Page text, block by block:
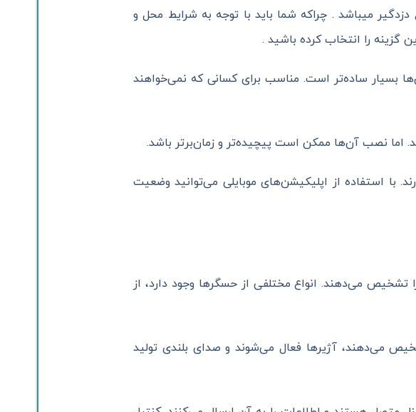
دزدگیر میباشد . چراکه شما باید با توجه به شرایط محل و
گزینه را انتخاب کرده باشید .
بسیار ساده‌تر است. مناسب برای کسانی که نمی‌خواهند
اما نصب آن‌ها ممکن است پیچیده‌تر و زمان‌برتر باشد.
با استفاده از اپلیکیشن‌های موبایلی می‌توانید وضعیت
می‌دهند. انواع مختلفی از حسگرها وجود دارد، از
می‌دهند، آژیرها فعال می‌شوند و صدای بلندی تولید